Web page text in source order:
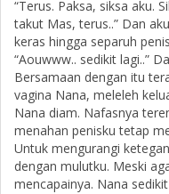
“Terus. Paksa, siksa aku.
takut Mas, terus..” Dan
keras hingga separuh
“Aouwww.. sedikit lagi..”
Bersamaan dengan itu
vagina Nana, meleleh
Nana diam. Nafasnya
menahan penisku tetap
Untuk mengurangi
dengan mulutku. Meski
mencapainya. Nana